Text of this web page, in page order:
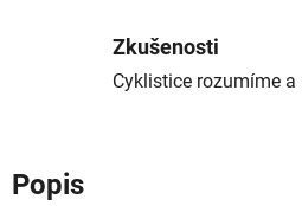
Zkušenosti
Cyklistice rozumíme
Popis